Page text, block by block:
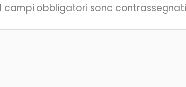
I campi obbligatori sono